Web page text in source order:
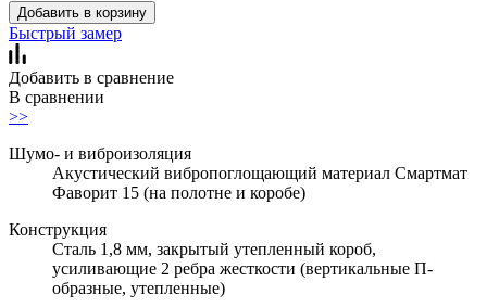
Добавить в корзину
Быстрый замер
Добавить в сравнение
В сравнении
>>
Шумо- и виброизоляция
Акустический вибропоглощающий материал Смартмат
Фаворит 15 (на полотне и коробе)
Конструкция
Сталь 1,8 мм, закрытый утепленный короб,
усиливающие 2 ребра жесткости (вертикальные П-
образные, утепленные)